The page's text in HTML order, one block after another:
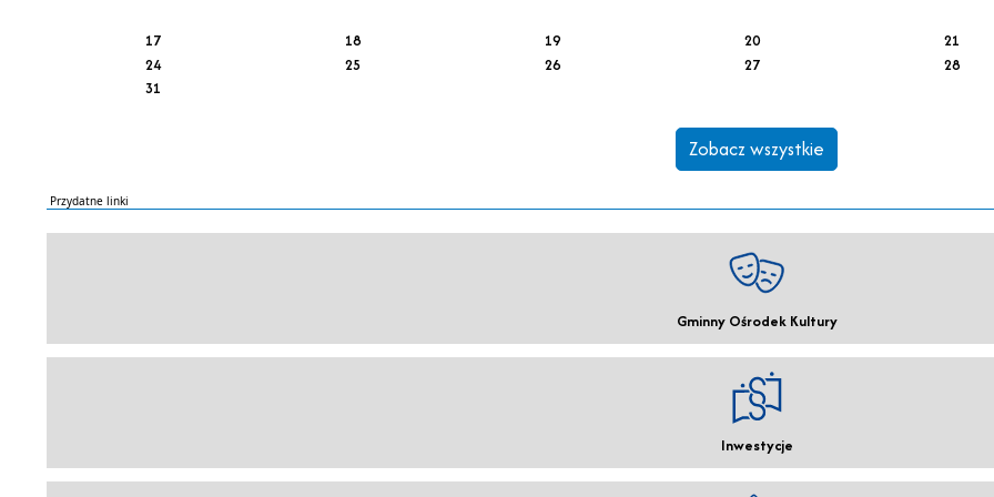
17 18 19 20 21
24
25 26 27 28
31
Zobacz wszystkie
Przydatne linki
Gminny Ośrodek Kultury
Inwestycje